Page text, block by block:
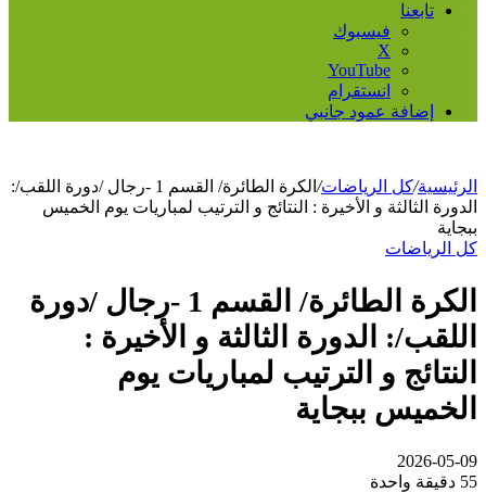
تابعنا
فيسبوك
‫X
‫YouTube
انستقرام
إضافة عمود جانبي
الرئيسية/كل الرياضات/
الكرة الطائرة/ القسم 1 -رجال /دورة اللقب/:
الدورة الثالثة و الأخيرة : النتائج و الترتيب لمباريات يوم الخميس
ببجاية
كل الرياضات
الكرة الطائرة/ القسم 1 -رجال /دورة
اللقب/: الدورة الثالثة و الأخيرة :
النتائج و الترتيب لمباريات يوم
الخميس ببجاية
2026-05-09
55 دقيقة واحدة